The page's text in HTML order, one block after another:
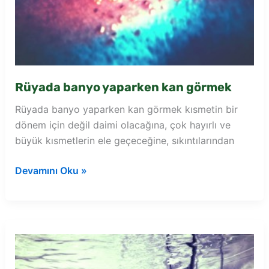
Rüyada banyo yaparken kan görmek
Rüyada banyo yaparken kan görmek kısmetin bir
dönem için değil daimi olacağına, çok hayırlı ve
büyük kısmetlerin ele geçeceğine, sıkıntılarından
Rüyada
görmek
Devamını Oku »